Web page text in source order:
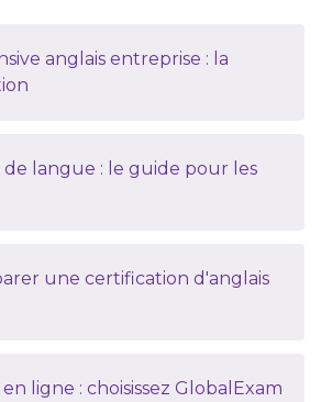
anglais entreprise : la
langue : le guide pour les
une certification d'anglais
ligne : choisissez GlobalExam